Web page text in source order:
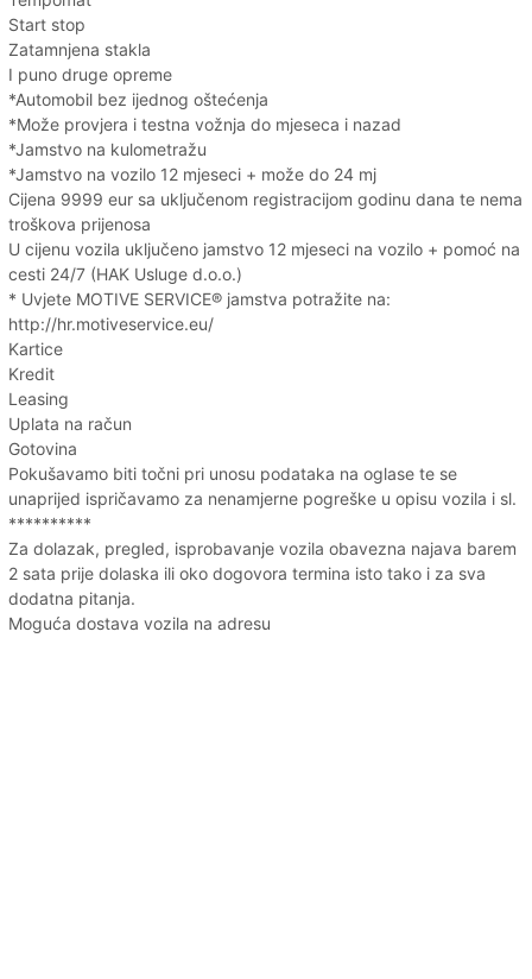
Start stop
Zatamnjena stakla
I puno druge opreme
*Automobil bez ijednog oštećenja
*Može provjera i testna vožnja do mjeseca i nazad
*Jamstvo na kulometražu
*Jamstvo na vozilo 12 mjeseci + može do 24 mj
Cijena 9999 eur sa uključenom registracijom godinu dana te nema
troškova prijenosa
U cijenu vozila uključeno jamstvo 12 mjeseci na vozilo + pomoć na
cesti 24/7 (HAK Usluge d.o.o.)
* Uvjete MOTIVE SERVICE® jamstva potražite na:
http://hr.motiveservice.eu/
Kartice
Kredit
Leasing
Uplata na račun
Gotovina
Pokušavamo biti točni pri unosu podataka na oglase te se
unaprijed ispričavamo za nenamjerne pogreške u opisu vozila i sl.
**********
Za dolazak, pregled, isprobavanje vozila obavezna najava barem
2 sata prije dolaska ili oko dogovora termina isto tako i za sva
dodatna pitanja.
Moguća dostava vozila na adresu